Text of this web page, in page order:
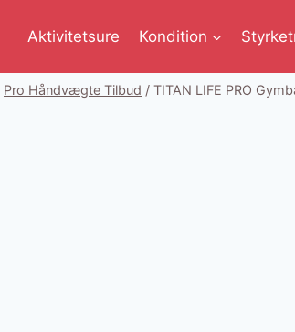
Aktivitetsure Kondition
Pro Håndvægte Tilbud / TITAN LIFE PRO